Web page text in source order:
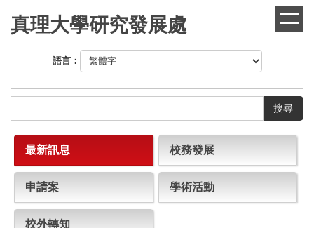
區
真理大學研究發展處
語言：
搜尋
最新訊息 校務發展
申請案 學術活動
校外轉知